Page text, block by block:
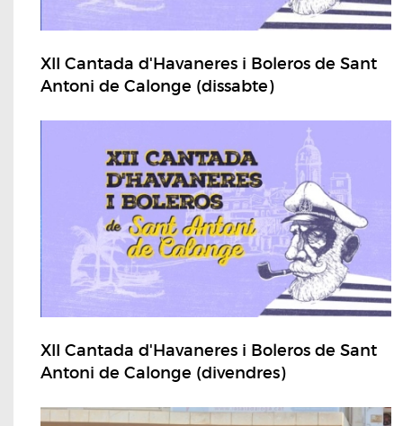
XII Cantada d'Havaneres i Boleros de Sant
Antoni de Calonge (dissabte)
XII Cantada d'Havaneres i Boleros de Sant
Antoni de Calonge (divendres)